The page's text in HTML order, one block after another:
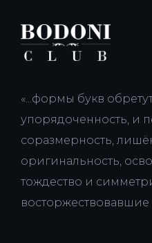
«...формы букв
упорядоченность, и
соразмерность,
оригинальность,
тождество и
восторжествовавшие